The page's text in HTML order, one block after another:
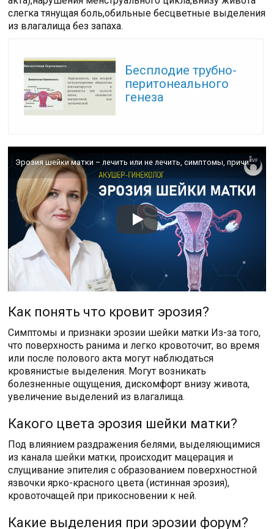
слегка тянущая боль,обильные бесцветные выделения
из влагалища без запаха.
Бесплодие трубно-
перитонеального
генеза
Эрозия шейки матки – лечить или не лечить, симптомы, причины. Гинекология в Генезис Днепр
Как понять что кровит эрозия?
Симптомы и признаки эрозии шейки матки Из-за того,
что поверхность ранима и легко кровоточит, во время
или после полового акта могут наблюдаться
кровянистые выделения. Могут возникать
болезненные ощущения, дискомфорт внизу живота,
увеличение выделений из влагалища.
Какого цвета эрозия шейки матки?
Под влиянием раздражения белями, выделяющимися
из канала шейки матки, происходит мацерация и
слущивание эпителия с образованием поверхностной
язвочки ярко-красного цвета (истинная эрозия),
кровоточащей при прикосновении к ней.
Какие выделения при эрозии форум?